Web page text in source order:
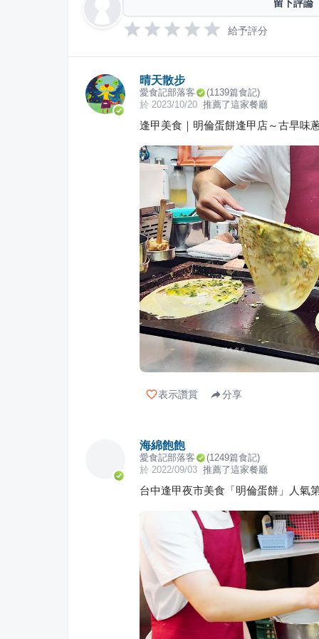
留下評論
給予評分
晴天散步
愛食記部落客 (1139篇食記)
於 2023/10/20 推薦了這家餐廳
逢甲美食｜明倫蛋餅逢甲店～古早
表示讚賞 分享
海綿飽飽
愛食記部落客 (1249篇食記)
於 2022/09/03 推薦了這家餐廳
台中逢甲夜市美食「明倫蛋餅」人氣